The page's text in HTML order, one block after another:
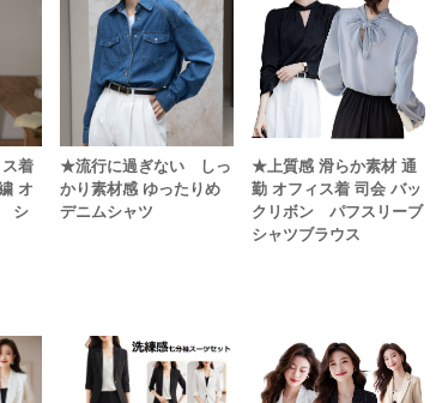
着
オ
シ
★流行に過ぎない しっ
かり素材感 ゆったりめ
デニムシャツ
★上質感 滑らか素材 通
勤 オフィス着 司会 バッ
クリボン パフスリーブ
シャツブラウス